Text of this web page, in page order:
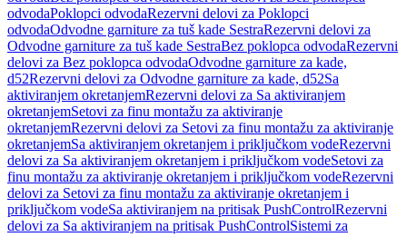
odvodaPoklopci odvodaRezervni delovi za Poklopci
odvodaOdvodne garniture za tuš kade SestraRezervni delovi za
Odvodne garniture za tuš kade SestraBez poklopca odvodaRezervni
delovi za Bez poklopca odvodaOdvodne garniture za kade,
d52Rezervni delovi za Odvodne garniture za kade, d52Sa
aktiviranjem okretanjemRezervni delovi za Sa aktiviranjem
okretanjemSetovi za finu montažu za aktiviranje
okretanjemRezervni delovi za Setovi za finu montažu za aktiviranje
okretanjemSa aktiviranjem okretanjem i priključkom vodeRezervni
delovi za Sa aktiviranjem okretanjem i priključkom vodeSetovi za
finu montažu za aktiviranje okretanjem i priključkom vodeRezervni
delovi za Setovi za finu montažu za aktiviranje okretanjem i
priključkom vodeSa aktiviranjem na pritisak PushControlRezervni
delovi za Sa aktiviranjem na pritisak PushControlSistemi za